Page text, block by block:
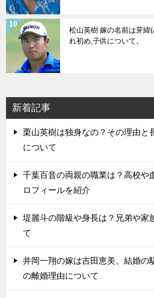
松山英樹 嫁の名前は芽緯
れ初め,子供について。
新着記事
栗山英樹は独身なの？その理由と
について
千葉百音の両親の職業は？高校や
ロフィールを紹介
堤麗斗の階級や身長は？兄弟や家
て
井岡一翔の嫁は吉田恵美。結婚の
の離婚理由について